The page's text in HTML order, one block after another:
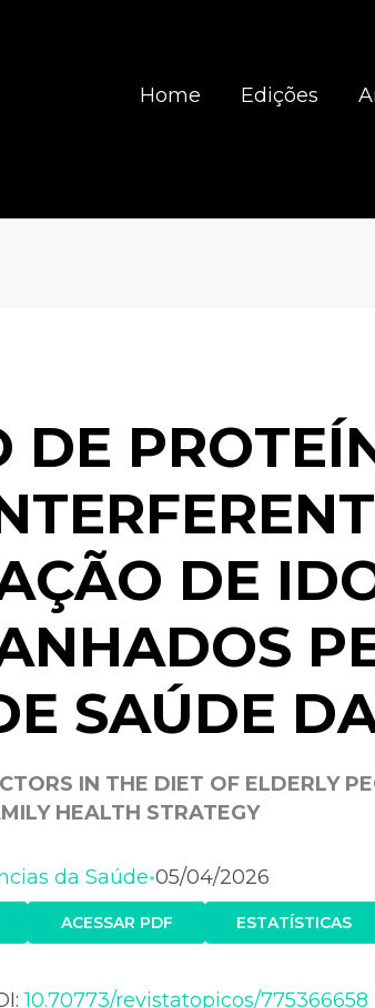
Home Edições
DE
DE
SAÚDE
IN THE DIET OF ELDERLY
HEALTH STRATEGY
da Saúde•05/04/2026
ACESSAR PDF ESTATÍSTICAS
10.70773/revistatopicos/775366658